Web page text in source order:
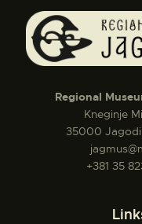
Regional
Kneginje
35000
+381 35